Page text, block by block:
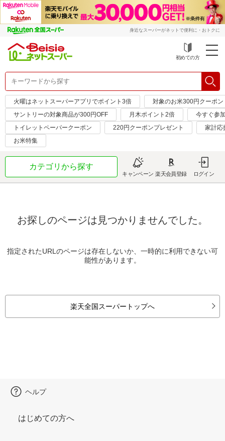
身近なスーパーがネットで便利に・おトクに
初めての方
火曜はネットスーパーアプリでポイント3倍
対象のお米300円クーポン
サントリーの対象商品が300円OFF
月木ポイント2倍
今すぐ参
トイレットペーパークーポン
220円クーポンプレゼント
家計応
お米特集
カテゴリから探す
キャンペーン 楽天会員登録 ログイン
お探しのページは見つかりませんでした。
指定されたURLのページは存在しないか、一時的に利用できない可
能性があります。
楽天全国スーパートップへ
ヘルプ
はじめての方へ